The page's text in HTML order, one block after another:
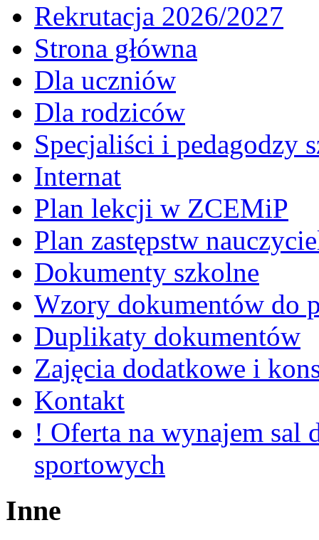
Rekrutacja 2026/2027
Strona główna
Dla uczniów
Dla rodziców
Specjaliści i pedagodzy
Internat
Plan lekcji w ZCEMiP
Plan zastępstw
Dokumenty szkolne
Wzory dokumentów do
Duplikaty dokumentów
Zajęcia dodatkowe i
Kontakt
! Oferta na wynajem
sportowych
Inne